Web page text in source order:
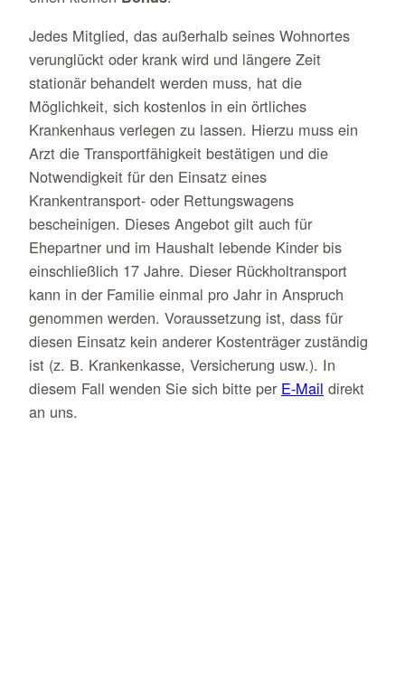
Jedes Mitglied, das außerhalb seines Wohnortes
verunglückt oder krank wird und längere Zeit
stationär behandelt werden muss, hat die
Möglichkeit, sich kostenlos in ein örtliches
Krankenhaus verlegen zu lassen. Hierzu muss ein
Arzt die Transportfähigkeit bestätigen und die
Notwendigkeit für den Einsatz eines
Krankentransport- oder Rettungswagens
bescheinigen. Dieses Angebot gilt auch für
Ehepartner und im Haushalt lebende Kinder bis
einschließlich 17 Jahre. Dieser Rückholtransport
kann in der Familie einmal pro Jahr in Anspruch
genommen werden. Voraussetzung ist, dass für
diesen Einsatz kein anderer Kostenträger zuständig
ist (z. B. Krankenkasse, Versicherung usw.). In
diesem Fall wenden Sie sich bitte per E-Mail direkt
an uns.